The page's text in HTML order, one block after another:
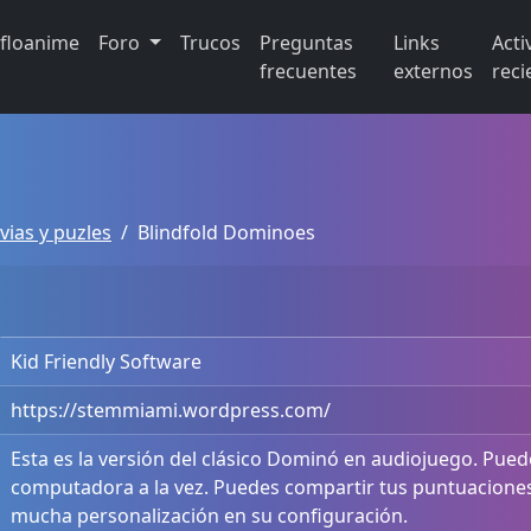
Foro Trucos
Preguntas
frecuentes
Links
externos
y puzles Blindfold Dominoes
Kid Friendly Software
https://stemmiami.wordpress.com/
Esta es la versión del clásico Dominó en audiojuego.
computadora a la vez. Puedes compartir tus
mucha personalización en su configuración.